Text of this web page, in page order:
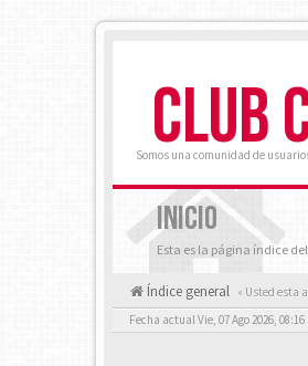
CLUB
Somos una comunidad de
INICIO
Esta es la página índice
Índice general « Usted esta
Fecha actual Vie, 07 Ago 2026, 08:16